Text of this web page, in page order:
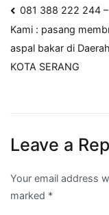
Post
navigation
081 388 222 244 –
Kami : pasang
aspal bakar di Daerah
KOTA SERANG
Leave a
Your email address
marked *